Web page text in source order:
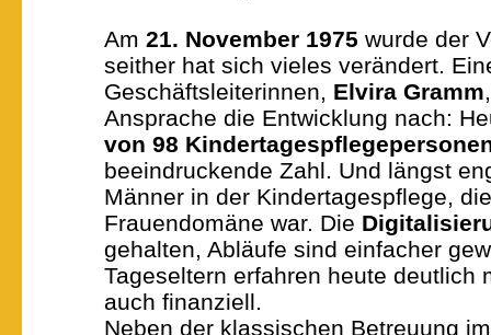
Am 21. November 1975 wurde der
seither hat sich vieles verändert.
Geschäftsleiterinnen, Elvira Gramm
Ansprache die Entwicklung nach:
von 98
beeindruckende Zahl. Und längst
Männer in der Kindertagespflege,
Frauendomäne war. Die
gehalten, Abläufe sind einfacher
Tageseltern erfahren heute deutlich
auch finanziell.
Neben der klassischen Betreuung